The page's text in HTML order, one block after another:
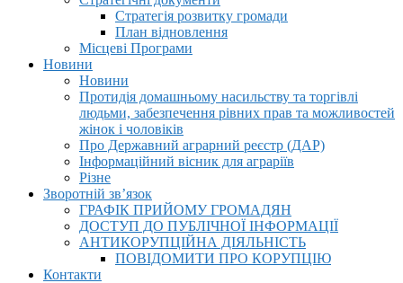
Стратегія розвитку громади
План відновлення
Місцеві Програми
Новини
Новини
Протидія домашньому насильству та торгівлі
людьми, забезпечення рівних прав та можливостей
жінок і чоловіків
Про Державний аграрний реєстр (ДАР)
Інформаційний вісник для аграріїв
Різне
Зворотній зв’язок
ГРАФІК ПРИЙОМУ ГРОМАДЯН
ДОСТУП ДО ПУБЛІЧНОЇ ІНФОРМАЦІЇ
АНТИКОРУПЦІЙНА ДІЯЛЬНІСТЬ
ПОВІДОМИТИ ПРО КОРУПЦІЮ
Контакти